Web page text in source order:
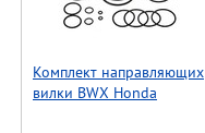
Комплект направляющих
вилки BWX Honda